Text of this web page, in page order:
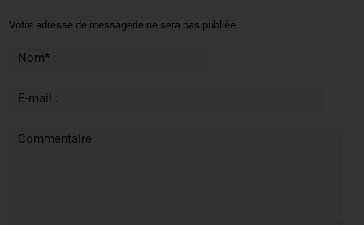
Votre adresse de messagerie ne sera pas publiée.
Nom* :
E-mail :
Commentaire